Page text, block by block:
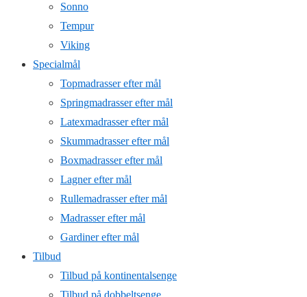
Sonno
Tempur
Viking
Specialmål
Topmadrasser efter mål
Springmadrasser efter mål
Latexmadrasser efter mål
Skummadrasser efter mål
Boxmadrasser efter mål
Lagner efter mål
Rullemadrasser efter mål
Madrasser efter mål
Gardiner efter mål
Tilbud
Tilbud på kontinentalsenge
Tilbud på dobbeltsenge